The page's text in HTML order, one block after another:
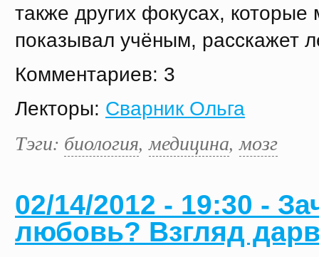
также других фокусах, которые
показывал учёным, расскажет
Комментариев: 3
Лекторы: Сварник Ольга
Тэги: биология,медицина,мозг
02/14/2012 - 19:30 -
любовь? Взгляд